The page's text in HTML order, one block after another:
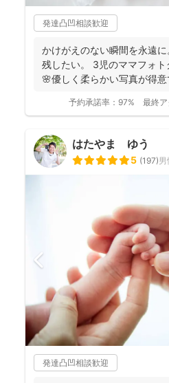
発達凸凹相談歓迎
かけがえのない瞬間を永遠
残したい。 3児のママフォ
🌸優しく柔らかい写真が得
予約承諾率： 97% 最終ア
はたやま ゆう
5 (197)男
発達凸凹相談歓迎